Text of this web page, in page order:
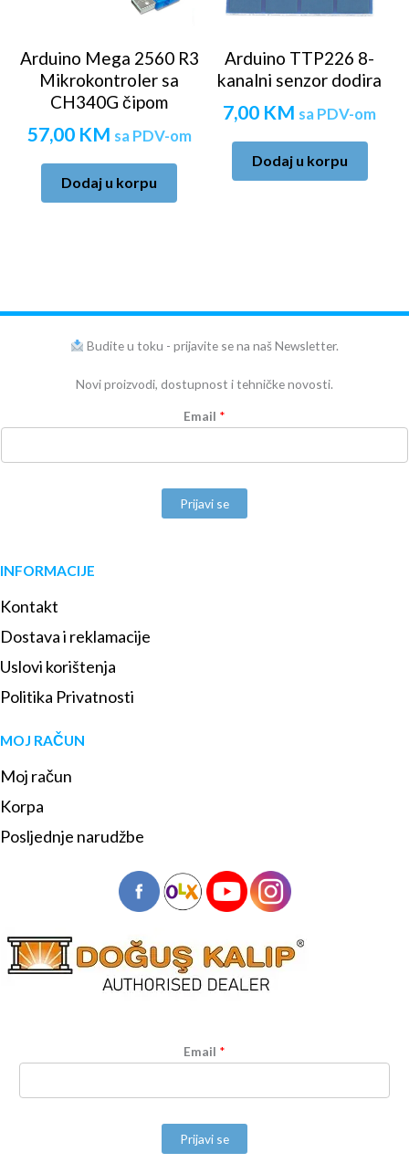
Arduino Mega 2560 R3
Mikrokontroler sa
CH340G čipom
57,00 KM sa PDV-om
Dodaj u korpu
Arduino TTP226 8-
kanalni senzor dodira
7,00 KM sa PDV-om
Dodaj u korpu
Budite u toku - prijavite se na naš Newsletter.
Novi proizvodi, dostupnost i tehničke novosti.
Email *
Prijavi se
INFORMACIJE
Kontakt
Dostava i reklamacije
Uslovi korištenja
Politika Privatnosti
MOJ RAČUN
Moj račun
Korpa
Posljednje narudžbe
Email *
Prijavi se